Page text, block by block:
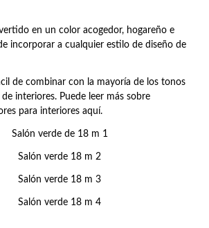
en un color acogedor, hogareño e
incorporar a cualquier estilo de diseño de
de combinar con la mayoría de los tonos
interiores. Puede leer más sobre
para interiores aquí.